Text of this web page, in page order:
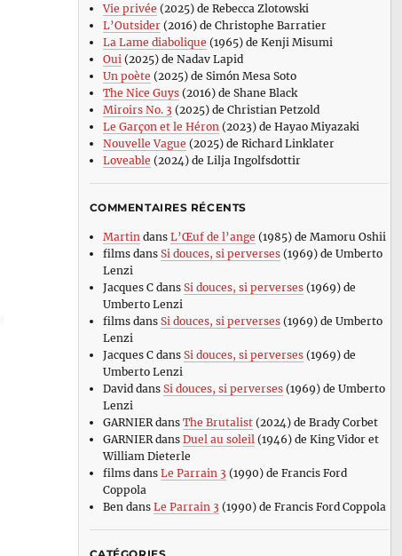
Vie privée (2025) de Rebecca Zlotowski
L’Outsider(2016) de Christophe Barratier
La Lame diabolique (1965) de Kenji Misumi
Oui(2025) de Nadav Lapid
Un poète (2025) de Simón Mesa Soto
The Nice Guys(2016) de Shane Black
Miroirs No. 3 (2025) de Christian Petzold
Le Garçon et le Héron(2023) de Hayao Miyazaki
Nouvelle Vague (2025) de Richard Linklater
Loveable (2024) de Lilja Ingolfsdottir
COMMENTAIRES RÉCENTS
Martin dans L’Œuf de l’ange (1985) de Mamoru Oshii
filmsdans Si douces, si perverses(1969) de Umberto
Lenzi
Jacques Cdans Si douces, si perverses(1969) de
Umberto Lenzi
filmsdans Si douces, si perverses(1969) de Umberto
Lenzi
Jacques Cdans Si douces, si perverses(1969) de
Umberto Lenzi
David dans Si douces, si perverses(1969) de Umberto
Lenzi
GARNIERdans The Brutalist(2024) de Brady Corbet
GARNIERdans Duel au soleil (1946) de King Vidor et
William Dieterle
filmsdans Le Parrain 3 (1990) de Francis Ford
Coppola
Ben dans Le Parrain 3 (1990) de Francis Ford Coppola